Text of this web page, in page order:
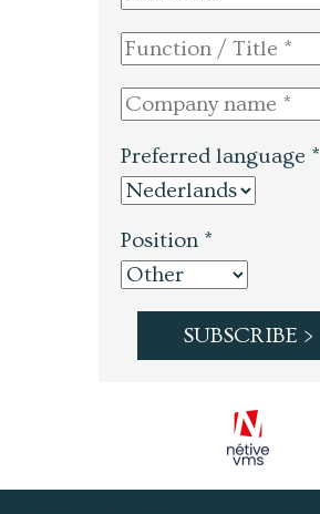
Preferred language *
Position *